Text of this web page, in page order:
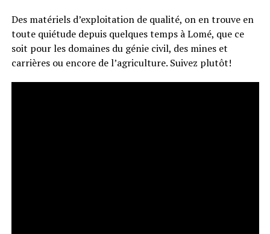
Des matériels d’exploitation de qualité, on en trouve en
toute quiétude depuis quelques temps à Lomé, que ce
soit pour les domaines du génie civil, des mines et
carrières ou encore de l’agriculture. Suivez plutôt!